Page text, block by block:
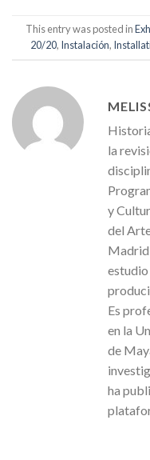
This entry was posted in
20/20, Instalación,
la
y
del
Madrid
Es
en la
de
ha